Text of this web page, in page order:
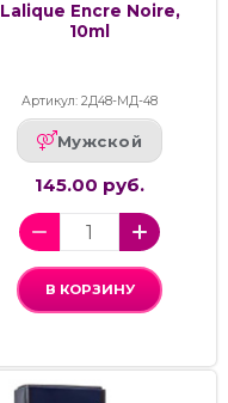
Lalique Encre Noire,
10ml
Артикул: 2Д48-МД-48
Мужской
145.00 руб.
В КОРЗИНУ